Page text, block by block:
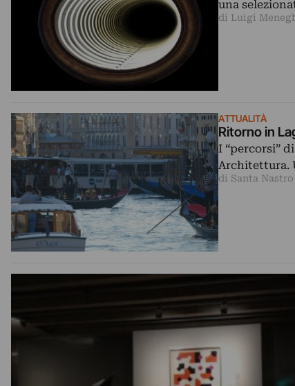
una
di Luigi
ATTUALITÀ
Ritorno in
I “percorsi”
Architettura.
di Santa Nastro